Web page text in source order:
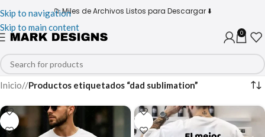
Skip to navigation
Skip to main content
📁 Miles de Archivos Listos para Descargar ⬇️
0
Inicio/ Productos etiquetados “dad sublimation”